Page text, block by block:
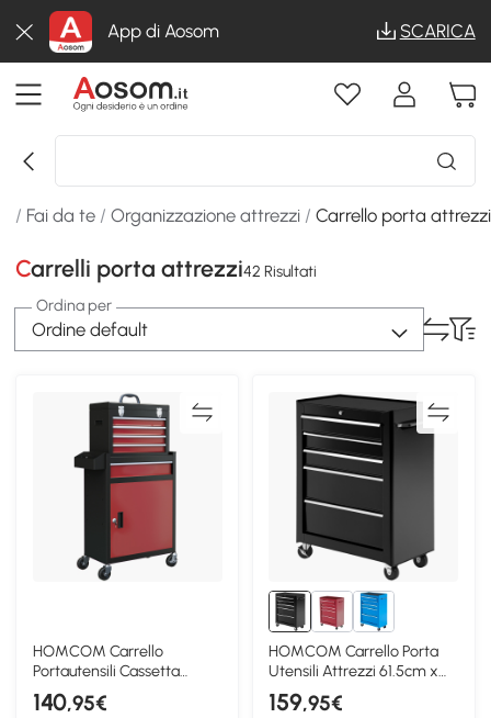
App di Aosom SCARICA
/ Fai da te /Organizzazione attrezzi /Carrello porta attrezzi
Carrelli porta attrezzi42 Risultati
Ordina per
Ordine default
HOMCOM Carrello
Portautensili Cassetta
Rimovibile e Armadietto
140,95€
HOMCOM Carrello Porta
Utensili Attrezzi 61.5cm x
33cm x 82.5cm Nero
159,95€